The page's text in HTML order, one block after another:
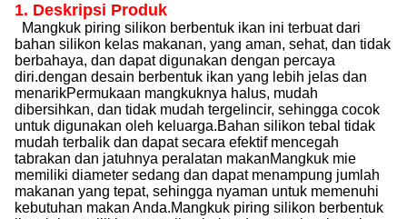
1. Deskripsi Produk
Mangkuk piring silikon berbentuk ikan ini terbuat dari
bahan silikon kelas makanan, yang aman, sehat, dan tidak
berbahaya, dan dapat digunakan dengan percaya
diri.dengan desain berbentuk ikan yang lebih jelas dan
menarikPermukaan mangkuknya halus, mudah
dibersihkan, dan tidak mudah tergelincir, sehingga cocok
untuk digunakan oleh keluarga.Bahan silikon tebal tidak
mudah terbalik dan dapat secara efektif mencegah
tabrakan dan jatuhnya peralatan makanMangkuk mie
memiliki diameter sedang dan dapat menampung jumlah
makanan yang tepat, sehingga nyaman untuk memenuhi
kebutuhan makan Anda.Mangkuk piring silikon berbentuk